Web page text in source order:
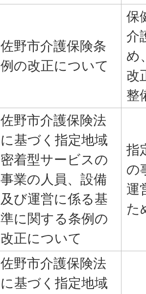
佐野市介護保険条
例の改正について
保
介
め
改
整
佐野市介護保険法
に基づく指定地域
密着型サービスの
事業の人員、設備
及び運営に係る基
準に関する条例の
改正について
指
の
運
た
佐野市介護保険法
に基づく指定地域